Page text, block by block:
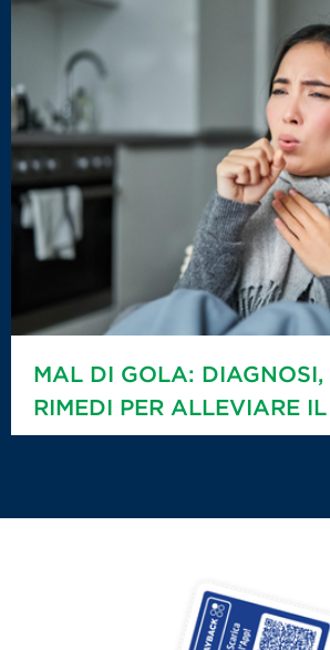
MAL DI GOLA: DIAGNOSI,
RIMEDI PER ALLEVIARE